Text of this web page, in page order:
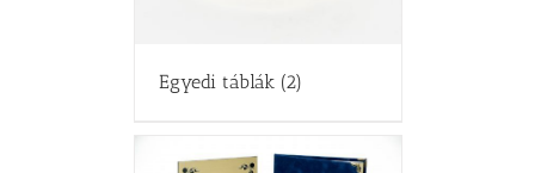
Egyedi táblák (2)